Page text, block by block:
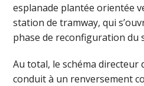
esplanade plantée orientée
station de tramway, qui
phase de reconfiguration du
Au total, le schéma directeur
conduit à un renversement